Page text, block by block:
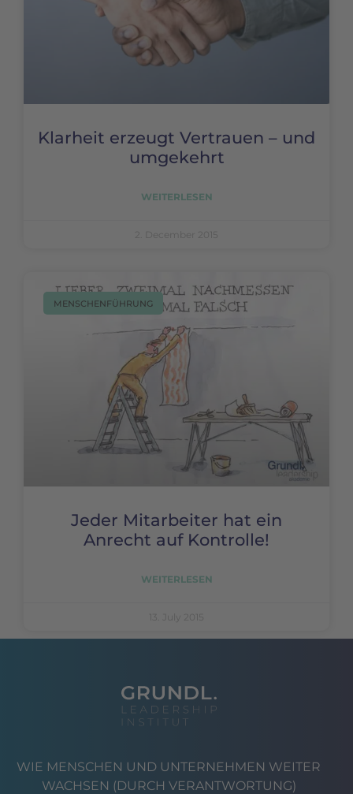
Klarheit erzeugt Vertrauen – und
umgekehrt
WEITERLESEN
2. December 2015
MENSCHENFÜHRUNG
Jeder Mitarbeiter hat ein
Anrecht auf Kontrolle!
WEITERLESEN
13. July 2015
WIE MENSCHEN UND UNTERNEHMEN WEITER
WACHSEN (DURCH VERANTWORTUNG)